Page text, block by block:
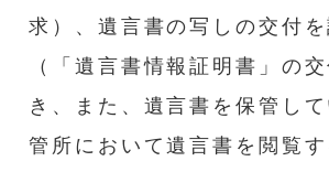
求）、遺言書の写しの交付
（「遺言書情報証明書」の
き、また、遺言書を保管し
管所において遺言書を閲覧